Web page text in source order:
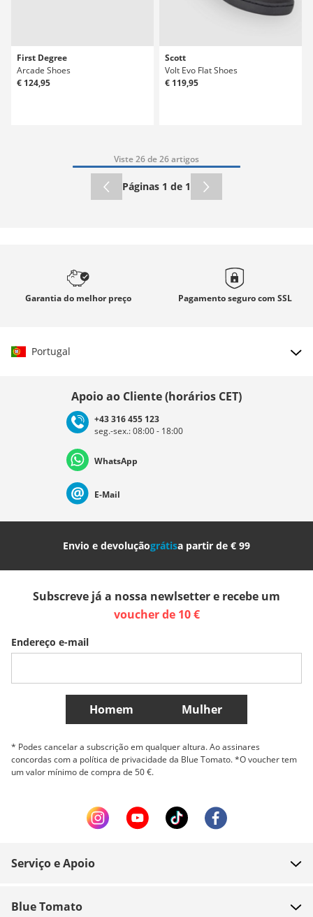
First Degree
Arcade Shoes
€ 124,95
Scott
Volt Evo Flat Shoes
€ 119,95
Viste 26 de 26 artigos
Páginas 1 de 1
Garantiado melhor preço Pagamento seguro com SSL
Portugal
Deutschland Österreich
Nederland Italia (Italiano) Italien (Deutsch)
Slovenija
Belgique (Français) Danmark Norge
Mais países
Apoio ao Cliente (horários CET)
+43 316 455 123
seg.-sex.: 08:00 - 18:00
WhatsApp
E-Mail
Envio e devoluçãográtisa partir de € 99
Subscreve já a nossa newlsetter e recebe um
voucher de 10 €
Endereço e-mail
Homem Mulher
* Podes cancelar a subscrição em qualquer altura. Ao assinares
concordas com a política de privacidade da Blue Tomato. *O voucher tem
um valor mínimo de compra de 50 €.
Serviço e Apoio
Blue Tomato